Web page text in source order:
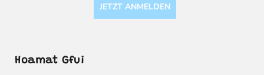
JETZT ANMELDEN
Hoamat Gfui